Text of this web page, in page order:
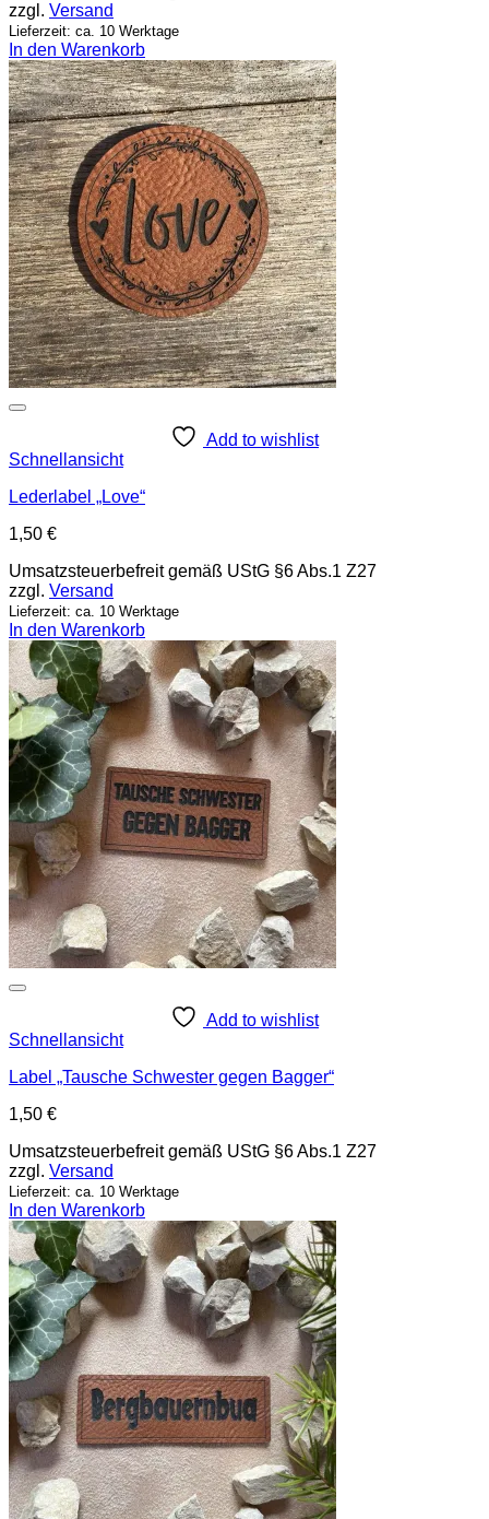
zzgl. Versand
Lieferzeit: ca. 10 Werktage
In den Warenkorb
Add to wishlist
Schnellansicht
Lederlabel „Love“
1,50 €
Umsatzsteuerbefreit gemäß UStG §6 Abs.1 Z27
zzgl. Versand
Lieferzeit: ca. 10 Werktage
In den Warenkorb
Add to wishlist
Schnellansicht
Label „Tausche Schwester gegen Bagger“
1,50 €
Umsatzsteuerbefreit gemäß UStG §6 Abs.1 Z27
zzgl. Versand
Lieferzeit: ca. 10 Werktage
In den Warenkorb